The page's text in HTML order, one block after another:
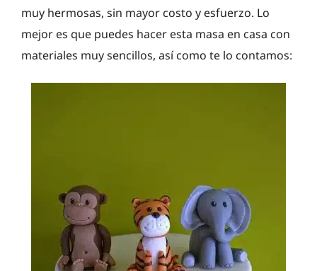
muy hermosas, sin mayor costo y esfuerzo. Lo
mejor es que puedes hacer esta masa en casa con
materiales muy sencillos, así como te lo contamos: